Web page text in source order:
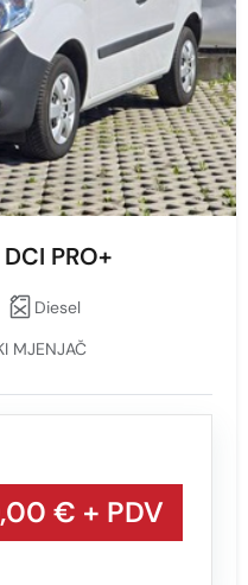
PRO+
Diesel
MJENJAČ
€ + PDV